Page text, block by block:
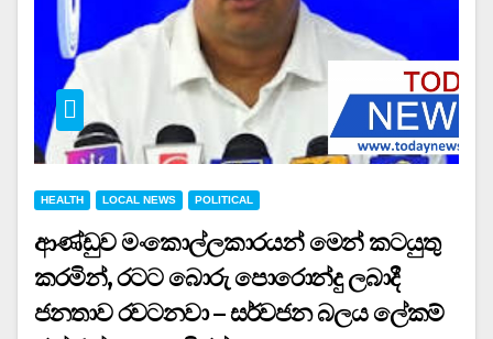
HEALTH LOCAL NEWS POLITICAL
ආණ්ඩුව මංකොල්ලකාරයන් මෙන් කටයුතු
කරමින්, රටට බොරු පොරොන්දු ලබාදී
ජනතාව රවටනවා – සර්වජන බලය ලේකම්